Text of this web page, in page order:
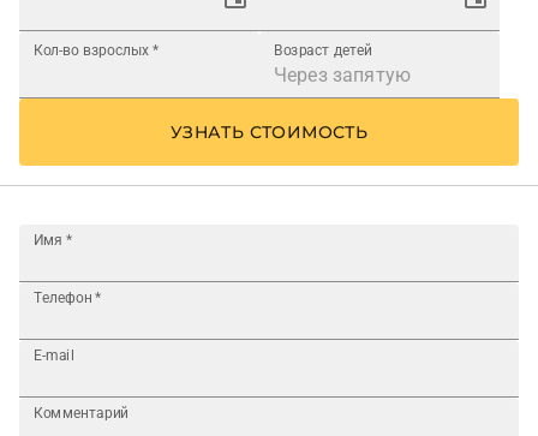
Кол-во взрослых * Возраст детей
УЗНАТЬ СТОИМОСТЬ
Имя *
Телефон *
E-mail
Комментарий